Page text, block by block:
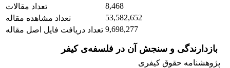
تعداد مقالات
8,468
تعداد مشاهده مقاله
53,582,652
تعداد دریافت فایل اصل مقاله 9,698,277
بازدارندگی و سنجش آن در فلسفه‌ی کیفر
پژوهشنامه حقوق کیفری